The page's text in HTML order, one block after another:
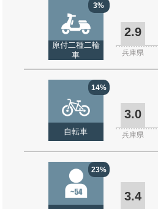
3%
原付二種二輪
車
2.9
兵庫県
14%
自転車
3.0
兵庫県
23%
3.4